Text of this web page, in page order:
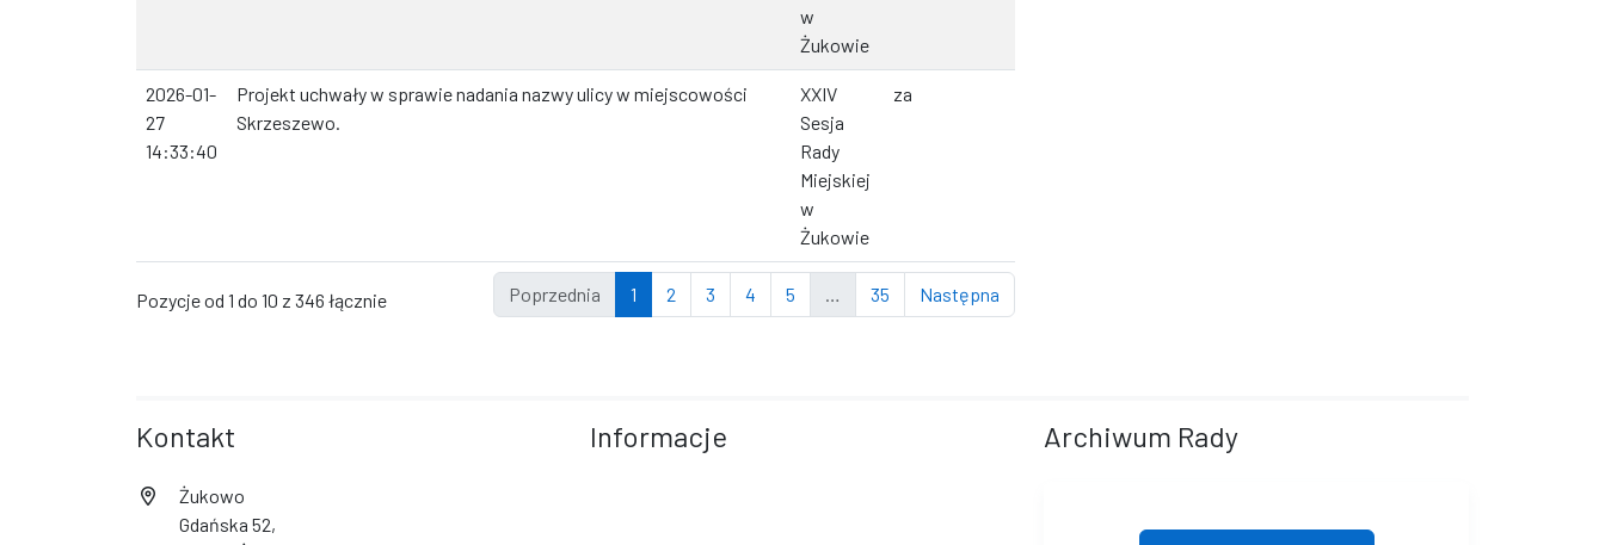
w
Żukowie
2026-01-
27
14:33:40
Projekt uchwały w sprawie nadania nazwy ulicy w miejscowości
Skrzeszewo.
XXIV
Sesja
Rady
Miejskiej
w
Żukowie
za
Pozycje od 1 do 10 z 346 łącznie Poprzednia 1 2 3 4 5 … 35 Następna
Kontakt
Żukowo
Gdańska 52,
Informacje Archiwum Rady